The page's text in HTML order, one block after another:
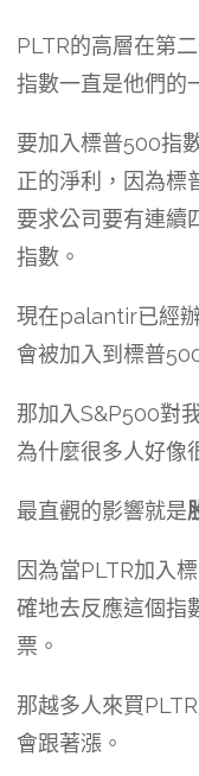
PLTR的高層在第
指數一直是他們的
要加入標普500指
正的淨利，因為標
要求公司要有連續
指數。
現在palantir已經
會被加入到標普
那加入S&P500對
為什麼很多人好像
最直觀的影響就是
因為當PLTR加入
確地去反應這個指
票。
那越多人來買
會跟著漲。